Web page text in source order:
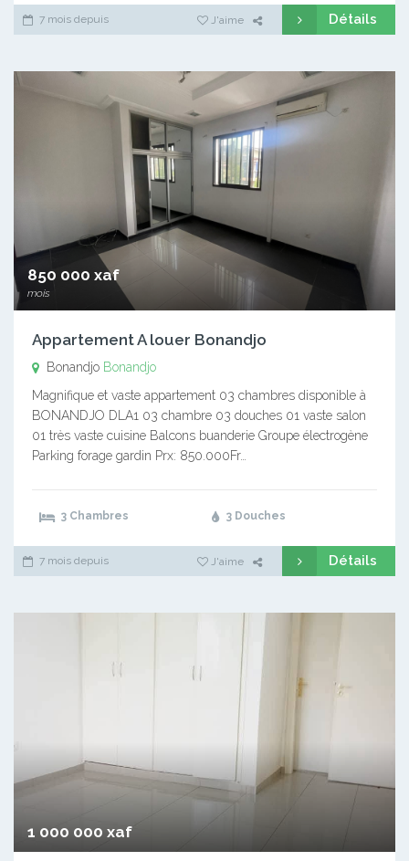
7 mois depuis J'aime Détails
850 000 xaf
mois
Appartement A louer Bonandjo
Bonandjo Bonandjo
Magnifique et vaste appartement 03 chambres disponible à
BONANDJO DLA1 03 chambre 03 douches 01 vaste salon
01 très vaste cuisine Balcons buanderie Groupe électrogène
Parking forage gardin Prx: 850.000Fr…
3 Chambres 3 Douches
7 mois depuis J'aime Détails
1 000 000 xaf